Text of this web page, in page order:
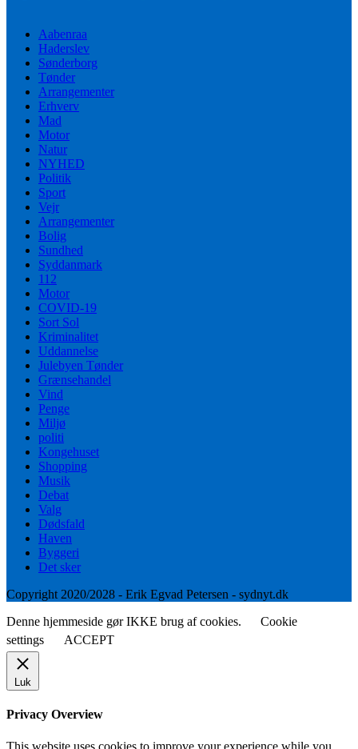
Aabenraa
Haderslev
Sønderborg
Tønder
Arrangementer
Erhverv
Mad
Motor
Natur
NYHED
Politik
Sport
Vejr
Arrangementer
Bolig
Sundhed
Syddanmark
112
Motor
COVID-19
Sort Sol
Kriminalitet
Uddannelse
Julebyen Tønder
Grænsehandel
Vind
Penge
Miljø
politi
Kongehuset
Shopping
Musik
Debat
Valg
Dødsfald
Haven
Byggeri
Det sker
Copyright 2020/2028 - Erik Egvad Petersen - sydnyt.dk
Denne hjemmeside gør IKKE brug af cookies.
Cookie
settings
ACCEPT
Luk
Privacy Overview
This website uses cookies to improve your experience while you